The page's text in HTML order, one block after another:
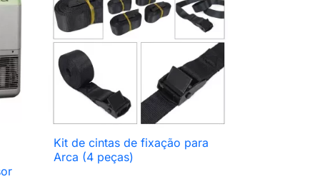
 Vista rápida
Kit de cintas de fixação para
Arca (4 peças)